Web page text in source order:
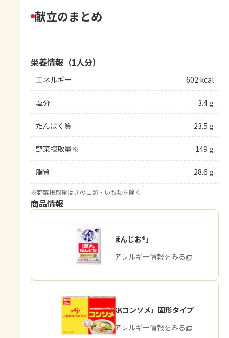
献立のまとめ
栄養情報（1人分）
エネルギー 602 kcal
塩分 3.4 g
たんぱく質 23.5 g
野菜摂取量※ 149 g
脂質 28.6 g
※野菜摂取量はきのこ類・いも類を除く
商品情報
「瀬戸のほんじお®」
商品・アレルギー情報をみる
「味の素KKコンソメ」固形タイプ
商品・アレルギー情報をみる